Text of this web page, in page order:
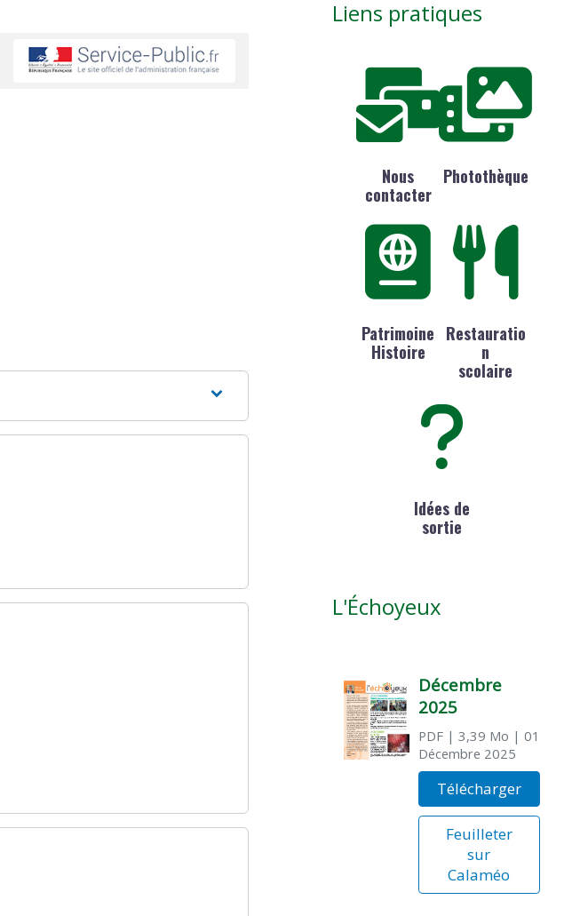
Liens pratiques
Nous
contacter
Photothèque
Patrimoine
Histoire
Restauratio
n
scolaire
Idées de
sortie
L'Échoyeux
Décembre
2025
PDF| 3,39 Mo | 01
Décembre 2025
Télécharger
Feuilleter
sur
Calaméo